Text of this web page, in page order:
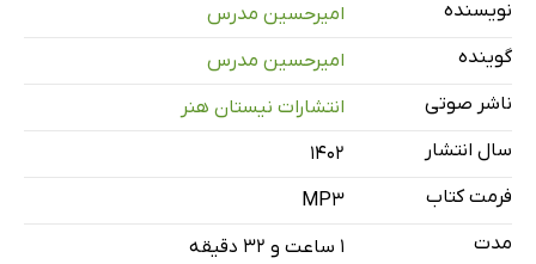
بخش اول
بخش دوم
نویسنده
امیرحسین مدرس
گوینده
امیرحسین مدرس
ناشر صوتی
انتشارات نیستان هنر
سال انتشار
۱۴۰۲
فرمت کتاب
MP3
مدت
۱ ساعت و ۳۲ دقیقه